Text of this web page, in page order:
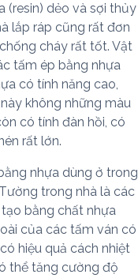
(resin) dẻo và sợi thủy
lắp ráp cũng rất đơn
cháy rất tốt. Vật
tấm ép bằng nhựa
có tính năng cao,
không những màu
có tính đàn hồi, có
rất lớn.
nhựa dùng ở trong
trong nhà là các
bằng chất nhựa
của các tấm ván có
hiệu quả cách nhiệt
thể tăng cường độ